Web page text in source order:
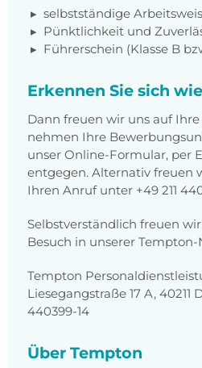
selbstständige
Pünktlichkeit und
Führerschein (Klasse B
Erkennen Sie sich
Dann freuen wir uns auf
nehmen Ihre
unser Online-Formular, per
entgegen. Alternativ freuen
Ihren Anruf unter +49 211
Selbstverständlich freuen
Besuch in unserer Tempton-
Tempton
Liesegangstraße 17 A, 40211
440399-14
Über Tempton